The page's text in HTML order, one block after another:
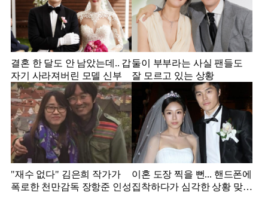
결혼 한 달도 안 남았는데.. 갑
자기 사라져버린 모델 신부
둘이 부부라는 사실 팬들도
잘 모르고 있는 상황
"재수 없다" 김은희 작가가
폭로한 천만감독 장항준 인성
이혼 도장 찍을 뻔... 핸드폰에
집착하다가 심각한 상황 맞은